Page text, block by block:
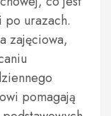
urazach.
zajęciowa,
pomagają